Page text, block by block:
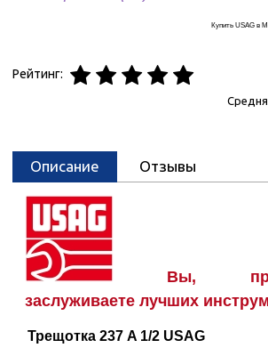
Купить USAG в
Рейтинг:
Описание Отзывы
Вы,
заслуживаете лучших
Трещотка 237 A 1/2 USAG